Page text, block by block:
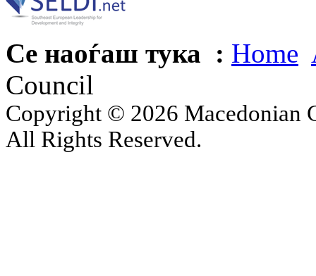
Се наоѓаш тука : Home
Council
Copyright © 2026 Macedonian
All Rights Reserved.